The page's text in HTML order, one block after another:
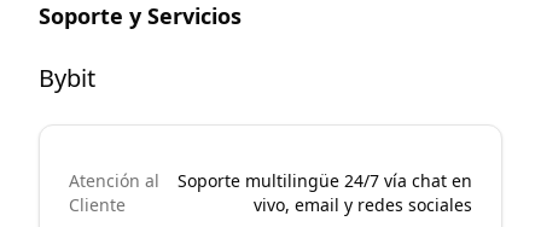
Soporte y Servicios
Bybit
Atención al
Cliente
Soporte multilingüe 24/7 vía chat en
vivo, email y redes sociales